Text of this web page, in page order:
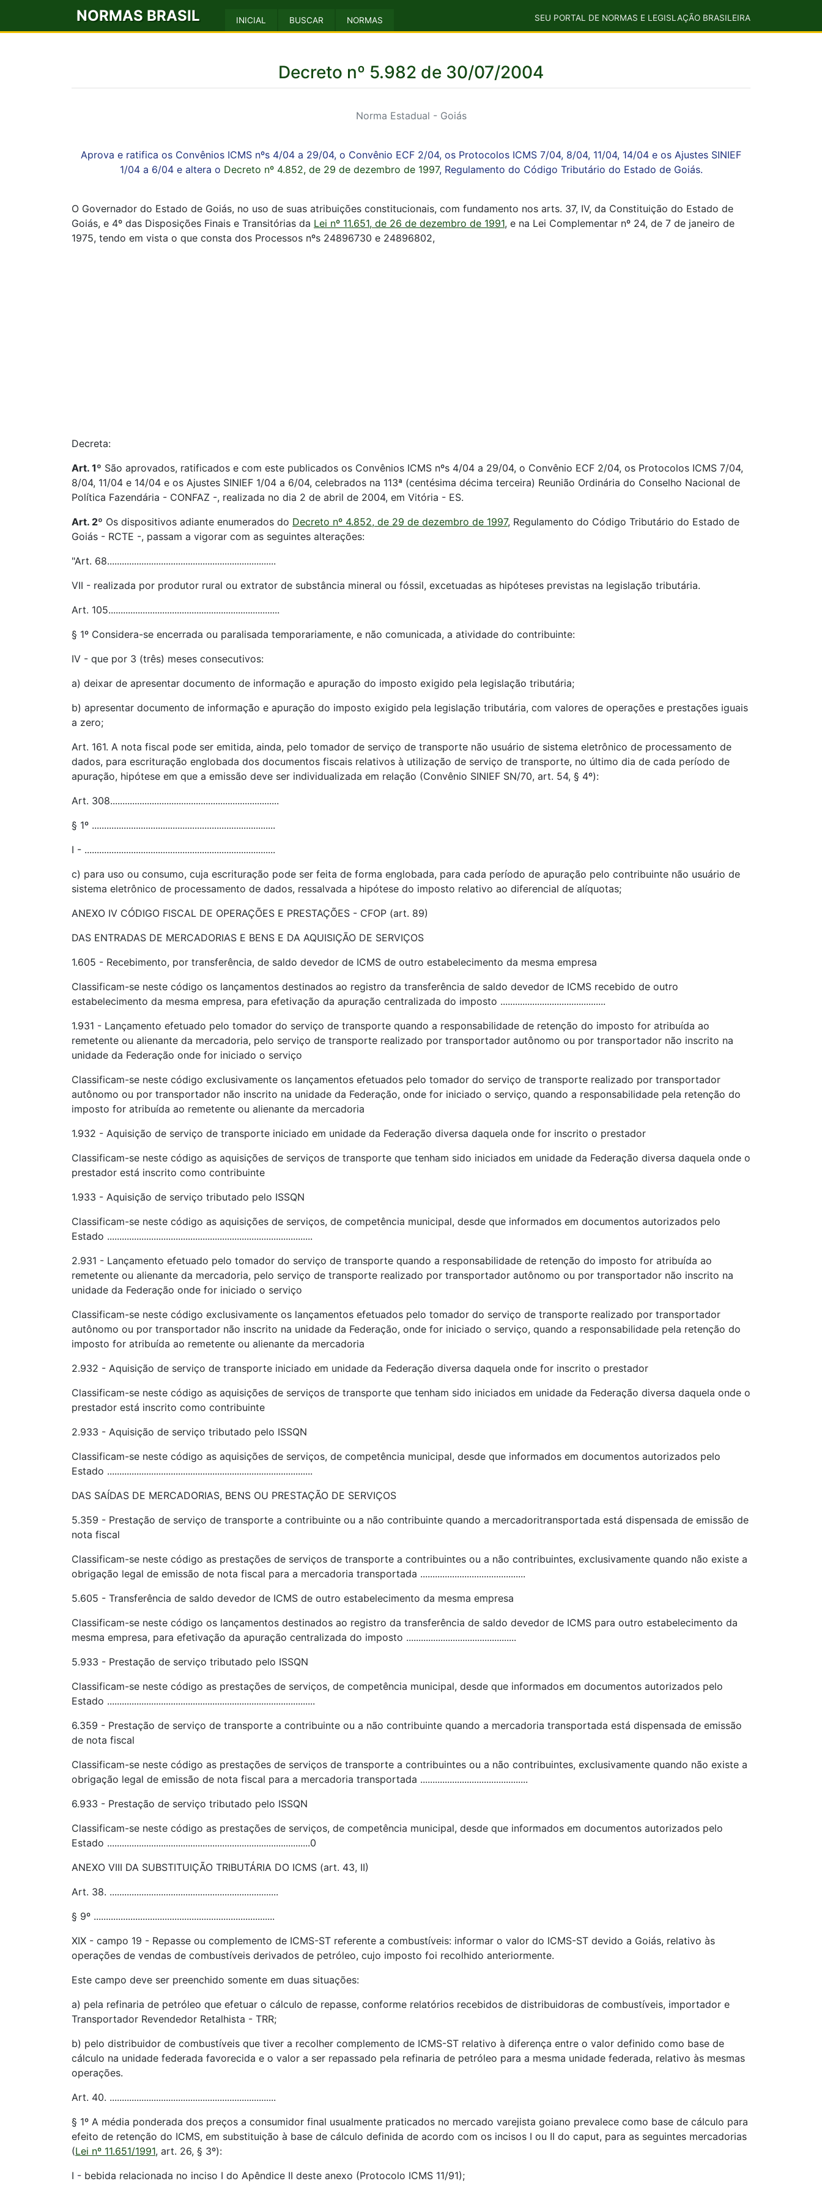
NORMAS BRASIL INICIAL BUSCAR NORMAS SEU PORTAL DE NORMAS E LEGISLAÇÃO BRASILEIRA
Decreto nº 5.982 de 30/07/2004
Norma Estadual - Goiás
Aprova e ratifica os Convênios ICMS nºs 4/04 a 29/04, o Convênio ECF 2/04, os Protocolos ICMS 7/04, 8/04, 11/04, 14/04 e os Ajustes SINIEF
1/04 a 6/04 e altera o Decreto nº 4.852, de 29 de dezembro de 1997, Regulamento do Código Tributário do Estado de Goiás.
O Governador do Estado de Goiás, no uso de suas atribuições constitucionais, com fundamento nos arts. 37, IV, da Constituição do Estado de
Goiás, e 4º das Disposições Finais e Transitórias da Lei nº 11.651, de 26 de dezembro de 1991, e na Lei Complementar nº 24, de 7 de janeiro de
1975, tendo em vista o que consta dos Processos nºs 24896730 e 24896802,
Decreta:
Art. 1º São aprovados, ratificados e com este publicados os Convênios ICMS nºs 4/04 a 29/04, o Convênio ECF 2/04, os Protocolos ICMS 7/04,
8/04, 11/04 e 14/04 e os Ajustes SINIEF 1/04 a 6/04, celebrados na 113ª (centésima décima terceira) Reunião Ordinária do Conselho Nacional de
Política Fazendária - CONFAZ -, realizada no dia 2 de abril de 2004, em Vitória - ES.
Art. 2º Os dispositivos adiante enumerados do Decreto nº 4.852, de 29 de dezembro de 1997, Regulamento do Código Tributário do Estado de
Goiás - RCTE -, passam a vigorar com as seguintes alterações:
"Art. 68.....................................................................
VII - realizada por produtor rural ou extrator de substância mineral ou fóssil, excetuadas as hipóteses previstas na legislação tributária.
Art. 105......................................................................
§ 1º Considera-se encerrada ou paralisada temporariamente, e não comunicada, a atividade do contribuinte:
IV - que por 3 (três) meses consecutivos:
a) deixar de apresentar documento de informação e apuração do imposto exigido pela legislação tributária;
b) apresentar documento de informação e apuração do imposto exigido pela legislação tributária, com valores de operações e prestações iguais
a zero;
Art. 161. A nota fiscal pode ser emitida, ainda, pelo tomador de serviço de transporte não usuário de sistema eletrônico de processamento de
dados, para escrituração englobada dos documentos fiscais relativos à utilização de serviço de transporte, no último dia de cada período de
apuração, hipótese em que a emissão deve ser individualizada em relação (Convênio SINIEF SN/70, art. 54, § 4º):
Art. 308.....................................................................
§ 1º ...........................................................................
I - ..............................................................................
c) para uso ou consumo, cuja escrituração pode ser feita de forma englobada, para cada período de apuração pelo contribuinte não usuário de
sistema eletrônico de processamento de dados, ressalvada a hipótese do imposto relativo ao diferencial de alíquotas;
ANEXO IV CÓDIGO FISCAL DE OPERAÇÕES E PRESTAÇÕES - CFOP (art. 89)
DAS ENTRADAS DE MERCADORIAS E BENS E DA AQUISIÇÃO DE SERVIÇOS
1.605 - Recebimento, por transferência, de saldo devedor de ICMS de outro estabelecimento da mesma empresa
Classificam-se neste código os lançamentos destinados ao registro da transferência de saldo devedor de ICMS recebido de outro
estabelecimento da mesma empresa, para efetivação da apuração centralizada do imposto ...........................................
1.931 - Lançamento efetuado pelo tomador do serviço de transporte quando a responsabilidade de retenção do imposto for atribuída ao
remetente ou alienante da mercadoria, pelo serviço de transporte realizado por transportador autônomo ou por transportador não inscrito na
unidade da Federação onde for iniciado o serviço
Classificam-se neste código exclusivamente os lançamentos efetuados pelo tomador do serviço de transporte realizado por transportador
autônomo ou por transportador não inscrito na unidade da Federação, onde for iniciado o serviço, quando a responsabilidade pela retenção do
imposto for atribuída ao remetente ou alienante da mercadoria
1.932 - Aquisição de serviço de transporte iniciado em unidade da Federação diversa daquela onde for inscrito o prestador
Classificam-se neste código as aquisições de serviços de transporte que tenham sido iniciados em unidade da Federação diversa daquela onde o
prestador está inscrito como contribuinte
1.933 - Aquisição de serviço tributado pelo ISSQN
Classificam-se neste código as aquisições de serviços, de competência municipal, desde que informados em documentos autorizados pelo
Estado ....................................................................................
2.931 - Lançamento efetuado pelo tomador do serviço de transporte quando a responsabilidade de retenção do imposto for atribuída ao
remetente ou alienante da mercadoria, pelo serviço de transporte realizado por transportador autônomo ou por transportador não inscrito na
unidade da Federação onde for iniciado o serviço
Classificam-se neste código exclusivamente os lançamentos efetuados pelo tomador do serviço de transporte realizado por transportador
autônomo ou por transportador não inscrito na unidade da Federação, onde for iniciado o serviço, quando a responsabilidade pela retenção do
imposto for atribuída ao remetente ou alienante da mercadoria
2.932 - Aquisição de serviço de transporte iniciado em unidade da Federação diversa daquela onde for inscrito o prestador
Classificam-se neste código as aquisições de serviços de transporte que tenham sido iniciados em unidade da Federação diversa daquela onde o
prestador está inscrito como contribuinte
2.933 - Aquisição de serviço tributado pelo ISSQN
Classificam-se neste código as aquisições de serviços, de competência municipal, desde que informados em documentos autorizados pelo
Estado ....................................................................................
DAS SAÍDAS DE MERCADORIAS, BENS OU PRESTAÇÃO DE SERVIÇOS
5.359 - Prestação de serviço de transporte a contribuinte ou a não contribuinte quando a mercadoritransportada está dispensada de emissão de
nota fiscal
Classificam-se neste código as prestações de serviços de transporte a contribuintes ou a não contribuintes, exclusivamente quando não existe a
obrigação legal de emissão de nota fiscal para a mercadoria transportada ...........................................
5.605 - Transferência de saldo devedor de ICMS de outro estabelecimento da mesma empresa
Classificam-se neste código os lançamentos destinados ao registro da transferência de saldo devedor de ICMS para outro estabelecimento da
mesma empresa, para efetivação da apuração centralizada do imposto .............................................
5.933 - Prestação de serviço tributado pelo ISSQN
Classificam-se neste código as prestações de serviços, de competência municipal, desde que informados em documentos autorizados pelo
Estado .....................................................................................
6.359 - Prestação de serviço de transporte a contribuinte ou a não contribuinte quando a mercadoria transportada está dispensada de emissão
de nota fiscal
Classificam-se neste código as prestações de serviços de transporte a contribuintes ou a não contribuintes, exclusivamente quando não existe a
obrigação legal de emissão de nota fiscal para a mercadoria transportada ............................................
6.933 - Prestação de serviço tributado pelo ISSQN
Classificam-se neste código as prestações de serviços, de competência municipal, desde que informados em documentos autorizados pelo
Estado ...................................................................................0
ANEXO VIII DA SUBSTITUIÇÃO TRIBUTÁRIA DO ICMS (art. 43, II)
Art. 38. .....................................................................
§ 9º ..........................................................................
XIX - campo 19 - Repasse ou complemento de ICMS-ST referente a combustíveis: informar o valor do ICMS-ST devido a Goiás, relativo às
operações de vendas de combustíveis derivados de petróleo, cujo imposto foi recolhido anteriormente.
Este campo deve ser preenchido somente em duas situações:
a) pela refinaria de petróleo que efetuar o cálculo de repasse, conforme relatórios recebidos de distribuidoras de combustíveis, importador e
Transportador Revendedor Retalhista - TRR;
b) pelo distribuidor de combustíveis que tiver a recolher complemento de ICMS-ST relativo à diferença entre o valor definido como base de
cálculo na unidade federada favorecida e o valor a ser repassado pela refinaria de petróleo para a mesma unidade federada, relativo às mesmas
operações.
Art. 40. ....................................................................
§ 1º A média ponderada dos preços a consumidor final usualmente praticados no mercado varejista goiano prevalece como base de cálculo para
efeito de retenção do ICMS, em substituição à base de cálculo definida de acordo com os incisos I ou II do caput, para as seguintes mercadorias
(Lei nº 11.651/1991, art. 26, § 3º):
I - bebida relacionada no inciso I do Apêndice II deste anexo (Protocolo ICMS 11/91);